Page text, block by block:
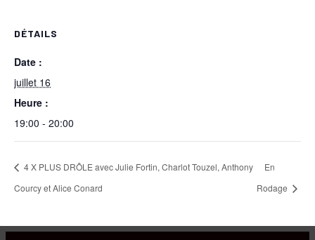
DÉTAILS
Date :
juillet 16
Heure :
19:00 - 20:00
4 X PLUS DRÔLE avec Julie Fortin, Charlot Touzel, Anthony
Courcy et Alice Conard
En
Rodage